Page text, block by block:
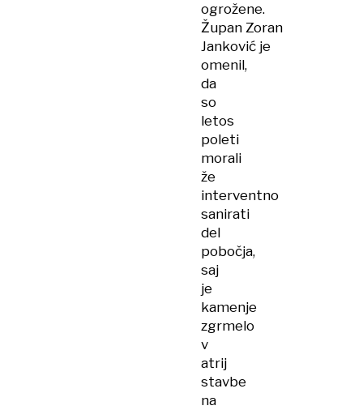
ogrožene.
Župan Zoran
Janković je
omenil,
da
so
letos
poleti
morali
že
interventno
sanirati
del
pobočja,
saj
je
kamenje
zgrmelo
v
atrij
stavbe
na